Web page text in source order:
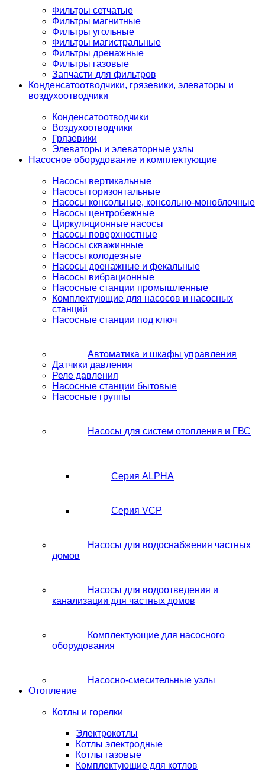
Фильтры сетчатые
Фильтры магнитные
Фильтры угольные
Фильтры магистральные
Фильтры дренажные
Фильтры газовые
Запчасти для фильтров
Конденсатоотводчики, грязевики, элеваторы и
воздухоотводчики
Конденсатоотводчики
Воздухоотводчики
Грязевики
Элеваторы и элеваторные узлы
Насосное оборудование и комплектующие
Насосы вертикальные
Насосы горизонтальные
Насосы консольные, консольно-моноблочные
Насосы центробежные
Циркуляционные насосы
Насосы поверхностные
Насосы скважинные
Насосы колодезные
Насосы дренажные и фекальные
Насосы вибрационные
Насосные станции промышленные
Комплектующие для насосов и насосных
станций
Насосные станции под ключ
Автоматика и шкафы управления
Датчики давления
Реле давления
Насосные станции бытовые
Насосные группы
Насосы для систем отопления и ГВС
Серия ALPHA
Серия VCP
Насосы для водоснабжения частных
домов
Насосы для водоотведения и
канализации для частных домов
Комплектующие для насосного
оборудования
Насосно-смесительные узлы
Отопление
Котлы и горелки
Электрокотлы
Котлы электродные
Котлы газовые
Комплектующие для котлов